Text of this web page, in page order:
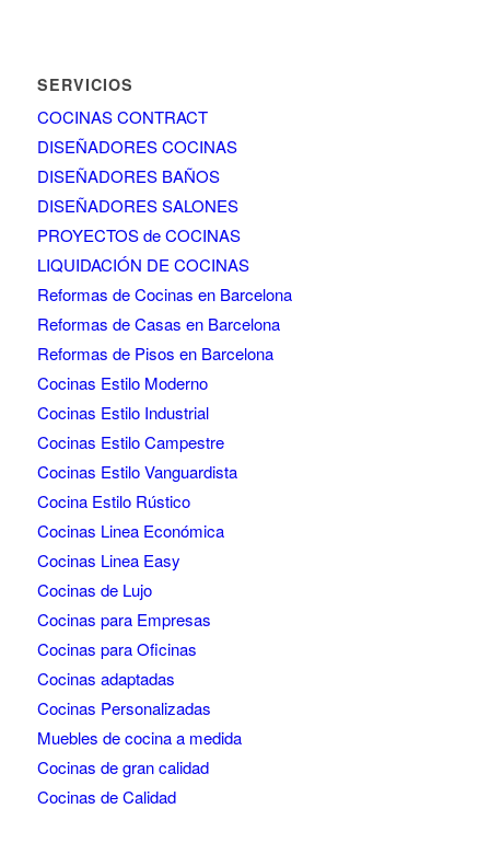
SERVICIOS
COCINAS CONTRACT
DISEÑADORES COCINAS
DISEÑADORES BAÑOS
DISEÑADORES SALONES
PROYECTOS de COCINAS
LIQUIDACIÓN DE COCINAS
Reformas de Cocinas en Barcelona
Reformas de Casas en Barcelona
Reformas de Pisos en Barcelona
Cocinas Estilo Moderno
Cocinas Estilo Industrial
Cocinas Estilo Campestre
Cocinas Estilo Vanguardista
Cocina Estilo Rústico
Cocinas Linea Económica
Cocinas Linea Easy
Cocinas de Lujo
Cocinas para Empresas
Cocinas para Oficinas
Cocinas adaptadas
Cocinas Personalizadas
Muebles de cocina a medida
Cocinas de gran calidad
Cocinas de Calidad